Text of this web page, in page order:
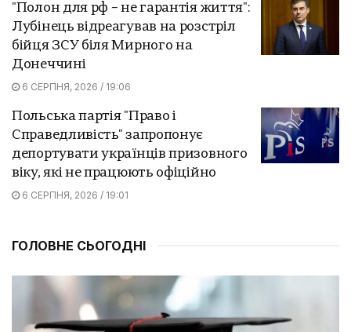
"Полон для рф – не гарантія життя":
Лубінець відреагував на розстріл
бійця ЗСУ біля Мирного на
Донеччині
6 СЕРПНЯ, 2026 / 19:06
Польська партія "Право і
Справедливість" запропонує
депортувати українців призовного
віку, які не працюють офіційно
6 СЕРПНЯ, 2026 / 19:01
ГОЛОВНЕ СЬОГОДНІ